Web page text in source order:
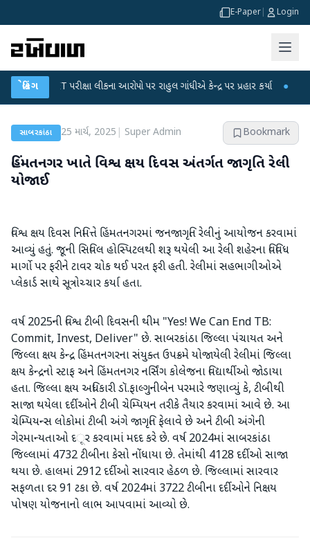
E-Paper Login
બ્રેકિંગ
NET પરીક્ષા લીકના આરોપો પર રાહુલ ગાંધીએ કેન્દ્ર પર પ્રહાર કર્યા ●
સાબરકાંઠા 25 માર્ચ, 2025 Super Admin Bookmark
હિંમતનગર ખાતે વિશ્વ ક્ષય દિવસ અંતર્ગત જાગૃતિ રેલી
યોજાઈ
વિશ્વ ક્ષય દિવસ નિમિત્તે હિંમતનગરમાં જનજાગૃતિ રેલીનું આયોજન કરવામાં
આવ્યું હતું. જૂની સિવિલ હોસ્પિટલથી શરૂ થયેલી આ રેલી શહેરના વિવિધ
માર્ગો પર ફરીને ટાવર ચોક થઈ પરત ફરી હતી. રેલીમાં સહભાગીઓએ
પ્લેકાર્ડ સાથે સૂત્રોચ્ચાર કર્યા હતા.
વર્ષ 2025ની વિશ્વ ટીબી દિવસની થીમ "Yes! We Can End TB:
Commit, Invest, Deliver" છે. સાબરકાંઠા જિલ્લા પંચાયત અને
જિલ્લા ક્ષય કેન્દ્ર હિંમતનગરના સંયુક્ત ઉપક્રમે યોજાયેલી રેલીમાં જિલ્લા
ક્ષય કેન્દ્રનો સ્ટાફ અને હિંમતનગર નર્સિંગ કોલેજના વિદ્યાર્થીઓ જોડાયા
હતા. જિલ્લા ક્ષય અધિકારી ડૉ.ફાલ્ગુનીબેન પરમારે જણાવ્યું કે, ટીબીથી
સાજા થયેલા દર્દીઓને ટીબી ચેમ્પિયન તરીકે તૈયાર કરવામાં આવે છે. આ
ચેમ્પિયન્સ લોકોમાં ટીબી અંગે જાગૃતિ ફેલાવે છે અને ટીબી અંગેની
ગેરમાન્યતાઓ દूર કરવામાં મદદ કરે છે. વર્ષ 2024માં સાબરકાંઠા
જિલ્લામાં 4732 ટીબીના કેસો નોંધાયા છે. તેમાંથી 4128 દર્દીઓ સાજા
થયા છે. હાલમાં 2912 દર્દીઓ સારવાર હેઠળ છે. જિલ્લામાં સારવાર
સફળતા દર 91 ટકા છે. વર્ષ 2024માં 3722 ટીબીના દર્દીઓને નિક્ષય
પોષણ યોજનાનો લાભ આપવામાં આવ્યો છે.